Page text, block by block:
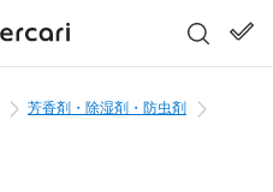
芳香剤・除湿剤・防虫剤